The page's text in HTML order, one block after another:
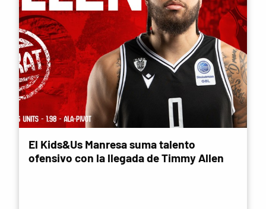
El Kids&Us Manresa suma talento
ofensivo con la llegada de Timmy Allen